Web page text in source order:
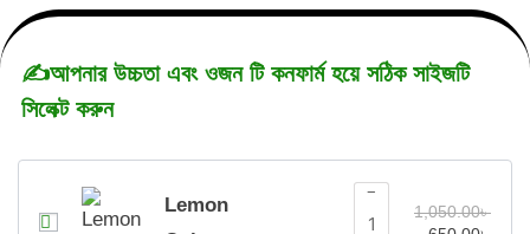
✍️আপনার উচ্চতা এবং ওজন টি কনফার্ম হয়ে সঠিক সাইজটি
সিলেক্ট করুন
Lemon
−
1,050.00৳